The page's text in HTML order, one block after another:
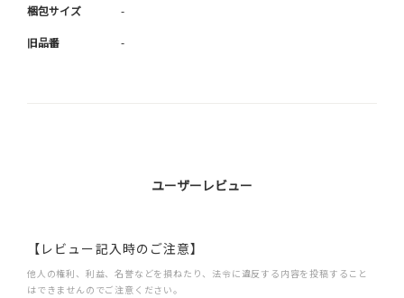
梱包サイズ -
旧品番 -
ユーザーレビュー
【レビュー記入時のご注意】
他人の権利、利益、名誉などを損ねたり、法令に違反する内容を投稿すること
はできませんのでご注意ください。